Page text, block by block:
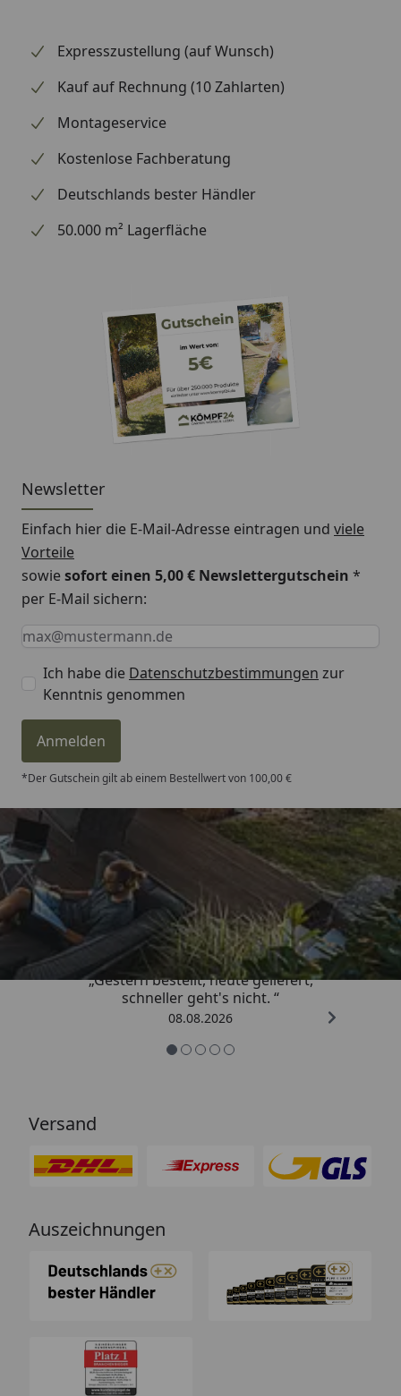
Expresszustellung (auf Wunsch)
Kauf auf Rechnung (10 Zahlarten)
Montageservice
Kostenlose Fachberatung
Deutschlands bester Händler
50.000 m² Lagerfläche
Newsletter
Einfach hier die E-Mail-Adresse eintragen und viele
Vorteile
sowiesofort einen 5,00 € Newslettergutschein *
per E-Mail sichern:
Keine Eingabe erforderlich
Eingabe erforderlich
E-Mail *
Ich habe die Datenschutzbestimmungen zur
Kenntnis genommen
Anmelden
*Der Gutschein gilt ab einem Bestellwert von 100,00 €
Trusted Shops
4,81/ 5
„Gestern bestellt, heute geliefert,
schneller geht's nicht. “
08.08.2026
Versand
Auszeichnungen